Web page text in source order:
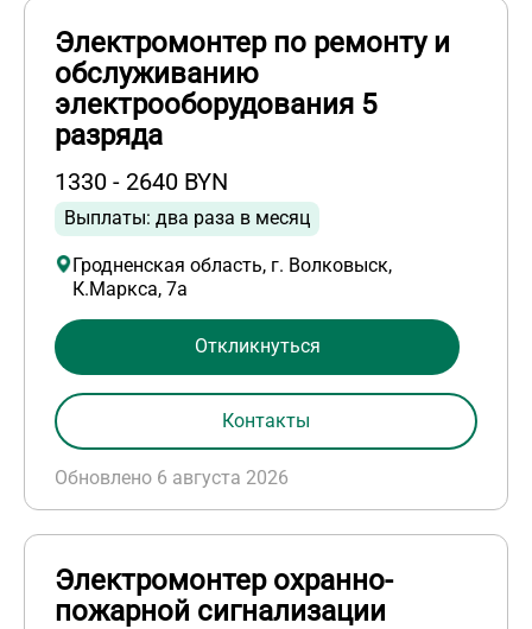
Электромонтер по ремонту и
обслуживанию
электрооборудования 5
разряда
1330 - 2640 BYN
Выплаты: два раза в месяц
Гродненская область, г. Волковыск,
К.Маркса, 7а
Обновлено 6 августа 2026
Откликнуться
Контакты
Электромонтер охранно-
пожарной сигнализации